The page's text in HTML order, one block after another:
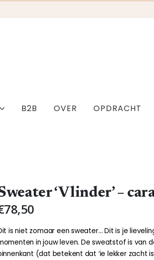
B2B OVER OPDRACHT
‘Vlinder’ –
78,50
is niet zomaar een sweater… Dit is je
in jouw leven. De sweatstof is
(dat betekent dat ‘ie lekker zacht